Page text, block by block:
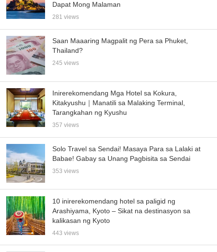
Dapat Mong Malaman
281 views
Saan Maaaring Magpalit ng Pera sa Phuket,
Thailand?
245 views
Inirerekomendang Mga Hotel sa Kokura,
Kitakyushu｜Manatili sa Malaking Terminal,
Tarangkahan ng Kyushu
357 views
Solo Travel sa Sendai! Masaya Para sa Lalaki at
Babae! Gabay sa Unang Pagbisita sa Sendai
353 views
10 inirerekomendang hotel sa paligid ng
Arashiyama, Kyoto – Sikat na destinasyon sa
kalikasan ng Kyoto
443 views